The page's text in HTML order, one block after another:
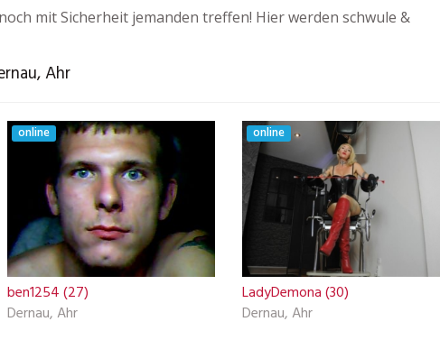
mit Sicherheit jemanden treffen! Hier werden schwule &
Ahr
online
ben1254 (27)
Dernau, Ahr
online
LadyDemona (30)
Dernau, Ahr